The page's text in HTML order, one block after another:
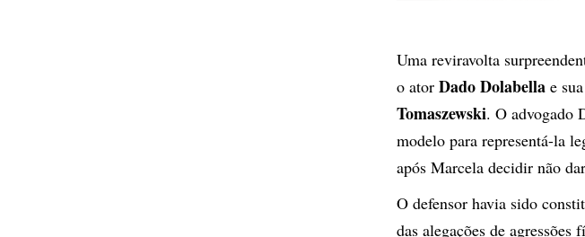
Uma reviravolta
o ator Dado Dolabella e
Tomaszewski. O advogado
modelo para representá-la
após Marcela decidir não
O defensor havia sido
das alegações de